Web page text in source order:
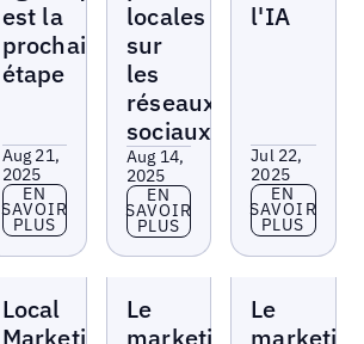
est la
prochaine
étape
Aug 21,
2025
En savoir plus
EN
SAVOIR
PLUS
locales
sur
les
réseaux
sociaux
Aug 14,
2025
En savoir plus
EN
SAVOIR
PLUS
l'IA
Jul 22,
2025
En savoir
EN
SAVOIR
PLUS
Marketing
Beat
Local
Marketing
Marketing
Beat
Le
marketing
Marketing
Beat
Le